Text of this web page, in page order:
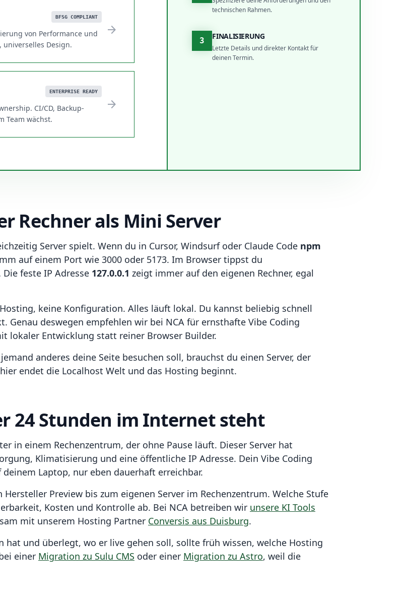
BFSG COMPLIANT
von Performance und
Design.
arrow_forward
ENTERPRISE READY
CI/CD, Backup-
Team wächst.
arrow_forward
technischen Rahmen.
3 FINALISIERUNG
Letzte Details und direkter Kontakt für
deinen Termin.
Rechner als Mini Server
Server spielt. Wenn du in Cursor, Windsurf oder Claude Code npm
auf einem Port wie 3000 oder 5173. Im Browser tippst du
feste IP Adresse 127.0.0.1 zeigt immer auf den eigenen Rechner, egal
keine Konfiguration. Alles läuft lokal. Du kannst beliebig schnell
Genau deswegen empfehlen wir bei NCA für ernsthafte Vibe Coding
lokaler Entwicklung statt reiner Browser Builder.
anderes deine Seite besuchen soll, brauchst du einen Server, der
endet die Localhost Welt und das Hosting beginnt.
24 Stunden im Internet steht
in einem Rechenzentrum, der ohne Pause läuft. Dieser Server hat
Klimatisierung und eine öffentliche IP Adresse. Dein Vibe Coding
Laptop, nur eben dauerhaft erreichbar.
Preview bis zum eigenen Server im Rechenzentrum. Welche Stufe
Kosten und Kontrolle ab. Bei NCA betreiben wir unsere KI Tools
mit unserem Hosting Partner Conversis aus Duisburg.
hat und überlegt, wo er live gehen soll, sollte früh wissen, welche Hosting
einer Migration zu Sulu CMS oder einer Migration zu Astro, weil die